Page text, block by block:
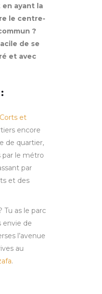
ayant la
le centre-
?
de se
et avec
et
encore
de quartier,
par le métro
par
et des
Tu as le parc
envie de
l’avenue
au
.